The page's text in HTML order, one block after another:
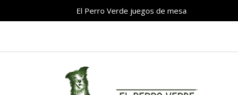
El Perro Verde juegos de mesa